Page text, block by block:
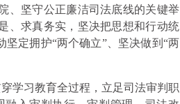
、坚守公正廉洁司法底线的关键举
、求真务实，坚决把思想和行动统
定拥护“两个确立”、坚决做到“两
学习教育全过程，立足司法审判职